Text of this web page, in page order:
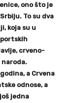
ono što je
To su dva
koja su u
crveno-
naroda.
a Crvena
odnose, a
jedna